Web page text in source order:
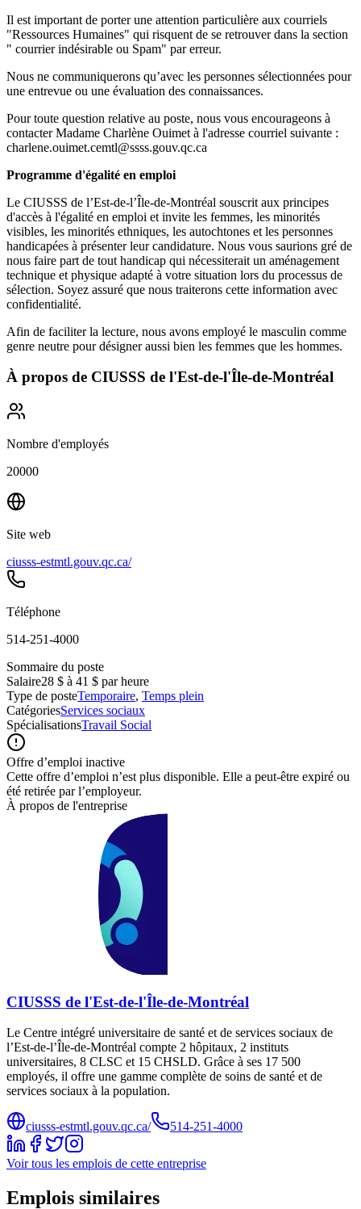
Il est important de porter une attention particulière aux courriels
"Ressources Humaines" qui risquent de se retrouver dans la section
" courrier indésirable ou Spam" par erreur.
Nous ne communiquerons qu’avec les personnes sélectionnées pour
une entrevue ou une évaluation des connaissances.
Pour toute question relative au poste, nous vous encourageons à
contacter Madame Charlène Ouimet à l'adresse courriel suivante :
charlene.ouimet.cemtl@ssss.gouv.qc.ca
Programme d'égalité en emploi
Le CIUSSS de l’Est-de-l’Île-de-Montréal souscrit aux principes
d'accès à l'égalité en emploi et invite les femmes, les minorités
visibles, les minorités ethniques, les autochtones et les personnes
handicapées à présenter leur candidature. Nous vous saurions gré de
nous faire part de tout handicap qui nécessiterait un aménagement
technique et physique adapté à votre situation lors du processus de
sélection. Soyez assuré que nous traiterons cette information avec
confidentialité.
Afin de faciliter la lecture, nous avons employé le masculin comme
genre neutre pour désigner aussi bien les femmes que les hommes.
À propos de CIUSSS de l'Est-de-l'Île-de-Montréal
Nombre d'employés
20000
Site web
ciusss-estmtl.gouv.qc.ca/
Téléphone
514-251-4000
Sommaire du poste
Salaire28 $ à 41 $ par heure
Type de posteTemporaire, Temps plein
CatégoriesServices sociaux
SpécialisationsTravail Social
Offre d’emploi inactive
Cette offre d’emploi n’est plus disponible. Elle a peut-être expiré ou
été retirée par l’employeur.
À propos de l'entreprise
CIUSSS de l'Est-de-l'Île-de-Montréal
Le Centre intégré universitaire de santé et de services sociaux de
l’Est-de-l’Île-de-Montréal compte 2 hôpitaux, 2 instituts
universitaires, 8 CLSC et 15 CHSLD. Grâce à ses 17 500
employés, il offre une gamme complète de soins de santé et de
services sociaux à la population.
ciusss-estmtl.gouv.qc.ca/ 514-251-4000
Voir tous les emplois de cette entreprise
Emplois similaires